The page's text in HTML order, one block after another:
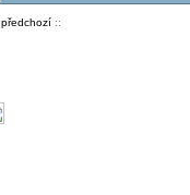
předchozí::